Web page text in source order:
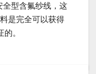
全型含氟纱线，这
是完全可以获得
。